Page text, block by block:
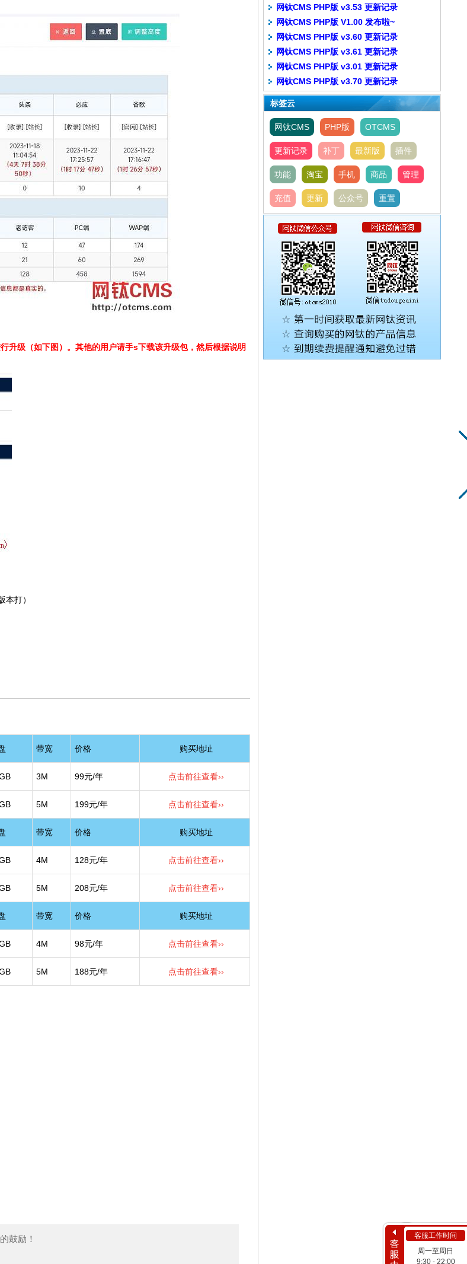
升级（如下图）。其他的用户请手s下载该升级包，然后根据说明
打）
带宽 价格 购买地址
3M 99元/年 点击前往查看››
5M 199元/年 点击前往查看››
带宽 价格 购买地址
4M 128元/年 点击前往查看››
5M 208元/年 点击前往查看››
带宽 价格 购买地址
4M 98元/年 点击前往查看››
5M 188元/年 点击前往查看››
鼓励！
网钛CMS PHP版 v3.53 更新记录
网钛CMS PHP版 V1.00 发布啦~
网钛CMS PHP版 v3.60 更新记录
网钛CMS PHP版 v3.61 更新记录
网钛CMS PHP版 v3.01 更新记录
网钛CMS PHP版 v3.70 更新记录
标签云
网钛CMS PHP版 OTCMS
更新记录 补丁 最新版 插件
功能 淘宝 手机 商品 管理
充值 更新 公众号 重置
客服工作时间
周一至周日
9:30 - 22:00